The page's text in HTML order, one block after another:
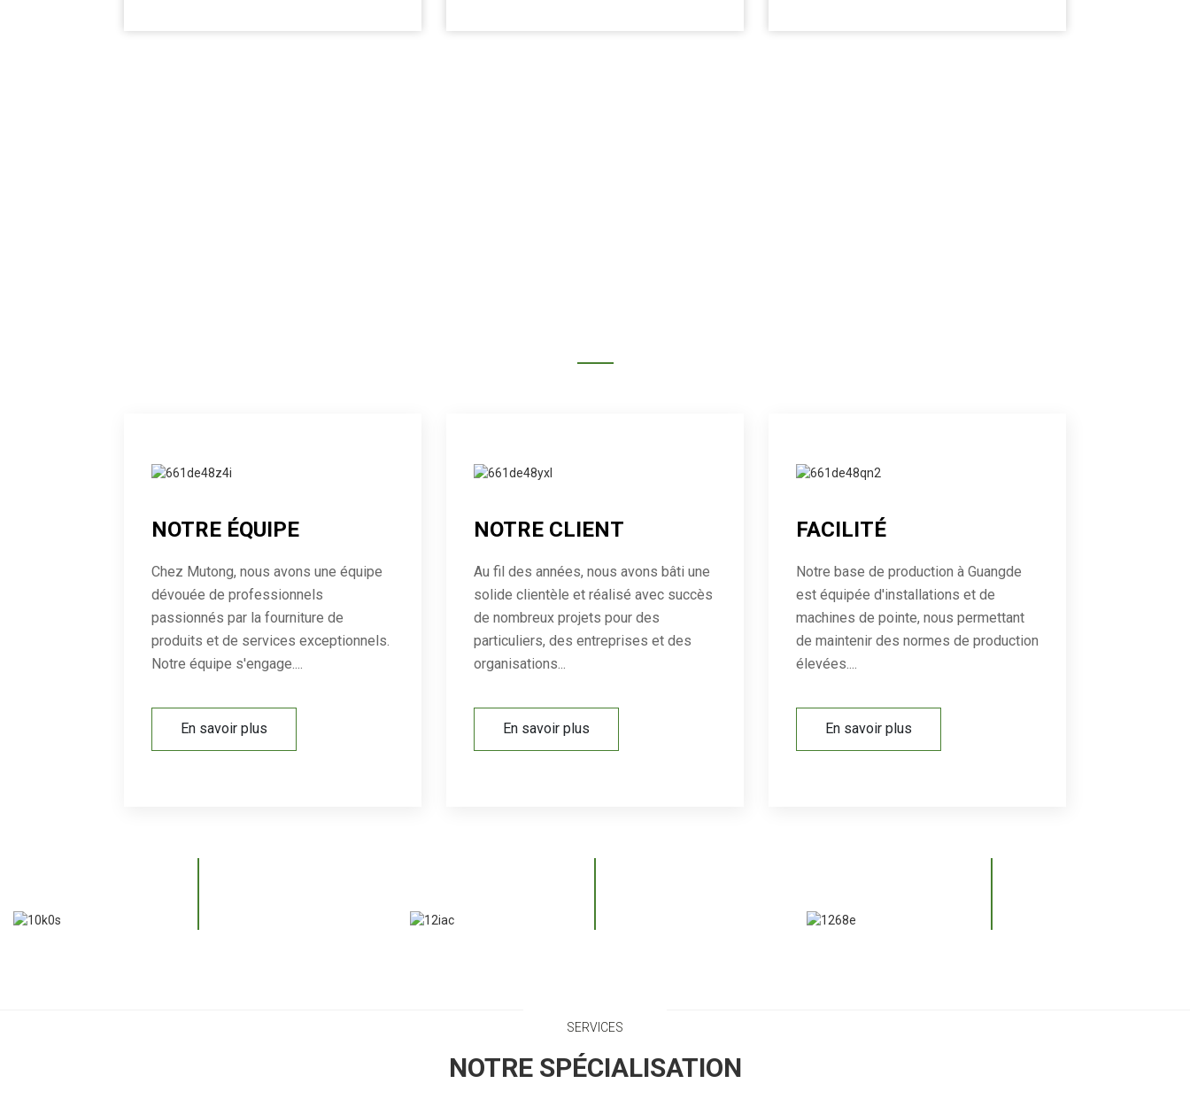
NOTRE ÉQUIPE
Chez Mutong, nous avons une équipe
dévouée de professionnels
passionnés par la fourniture de
produits et de services exceptionnels.
Notre équipe s'engage....
En savoir plus
NOTRE CLIENT
Au fil des années, nous avons bâti une
solide clientèle et réalisé avec succès
de nombreux projets pour des
particuliers, des entreprises et des
organisations...
En savoir plus
FACILITÉ
Notre base de production à Guangde
est équipée d'installations et de
machines de pointe, nous permettant
de maintenir des normes de production
élevées....
En savoir plus
SERVICES
NOTRE SPÉCIALISATION